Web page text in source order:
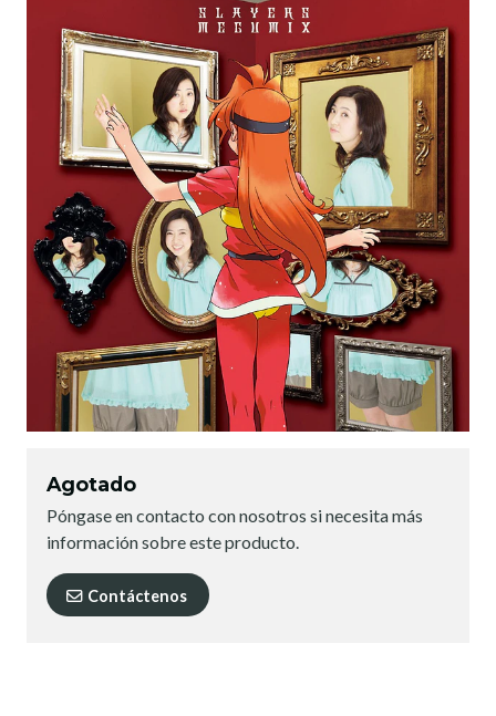
Agotado
Póngase en contacto con nosotros si necesita más
información sobre este producto.
Contáctenos